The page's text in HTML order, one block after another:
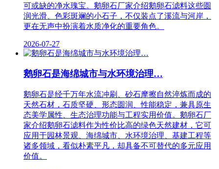
可或缺的净水瑰宝。鹅卵石厂家介绍鹅卵石滤料这些圆
润光滑、色彩斑斓的小石子，不仅装点了溪流与河岸，
更在无声中扮演着水质净化的重要角色。
2026-07-27
鹅卵石是海绵城市与水环境治理…
鹅卵石是经千万年水流冲刷、砂石摩擦自然淬炼而成的
天然石材，石质坚硬、形态圆润、性能稳定，兼具原生
态美学属性、生态治理功能与工程实用价值。鹅卵石厂
家介绍鹅卵石滤料作为性价比高的绿色天然建材，它可
应用于园林景观、海绵城市、水环境治理、基建工程等
诸多领域，看似朴素平凡，却具备不可替代的多元应用
价值。